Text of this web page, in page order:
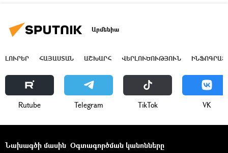
Արմենիա
ԼՈՒՐԵՐ ՀԱՅԱՍՏԱՆ ԱՇԽԱՐՀ ՎԵՐԼՈՒԾՈՒԹՅՈՒՆ
Rutube Telegram ТikТоk VK
Նախագծի մասին Օգտագործման կանոնները